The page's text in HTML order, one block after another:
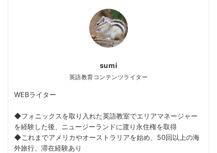
sumi
英語教育コンテンツライター
WEBライター
◆フォニックスを取り入れた英語教室でエリアマネージャー
を経験した後、ニュージーランドに渡り永住権を取得
◆これまでアメリカやオーストラリアを始め、50回以上の海
外旅行、滞在経験あり